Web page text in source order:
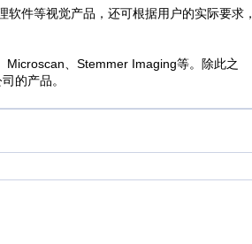
件等视觉产品，还可根据用户的实际要求，
Microscan、Stemmer Imaging等。除此之
的产品。